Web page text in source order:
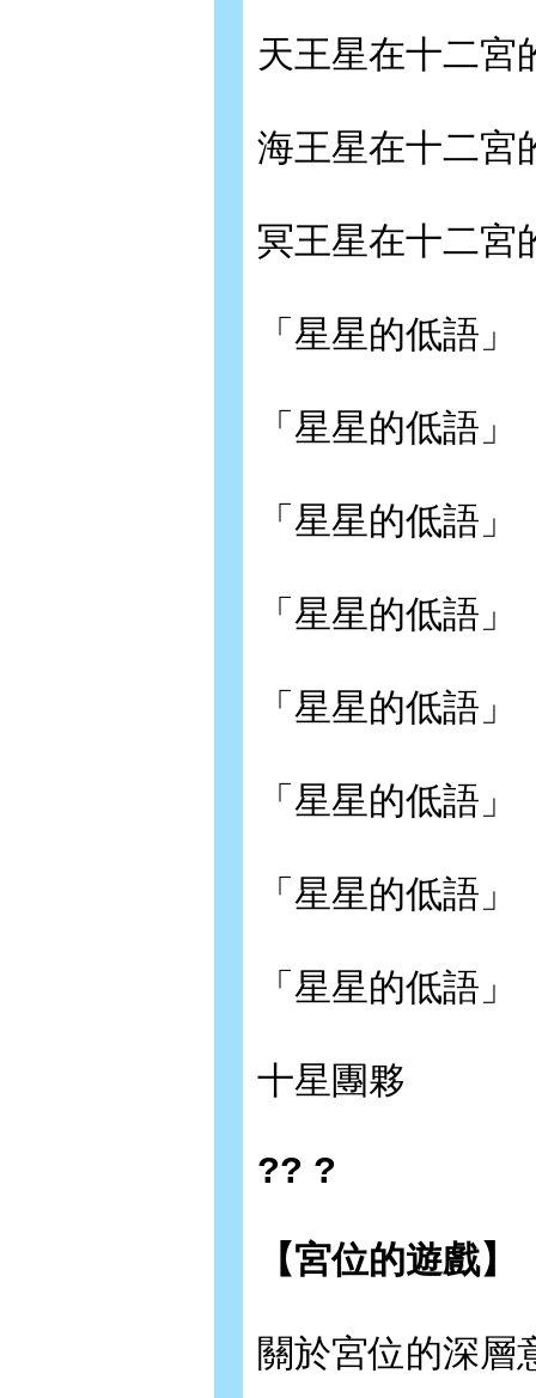
天王星在十二宮
海王星在十二宮
冥王星在十二宮
「星星的低語
「星星的低語
「星星的低語
「星星的低語
「星星的低語
「星星的低語
「星星的低語
「星星的低語
十星團夥
?? ?
【宮位的遊戲】
關於宮位的深層